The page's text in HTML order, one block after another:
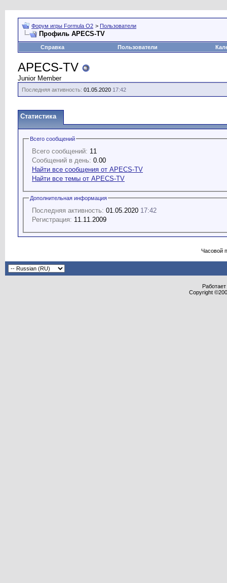
Форум игры Formula O2 > Пользователи
Профиль APECS-TV
Справка Пользователи
APECS-TV
Junior Member
Последняя активность: 01.05.2020 17:42
Статистика
Всего сообщений
Всего сообщений: 11
Сообщений в день: 0.00
Найти все сообщения от APECS-TV
Найти все темы от APECS-TV
Дополнительная информация
Последняя активность: 01.05.2020 17:42
Регистрация: 11.11.2009
Часовой
Copyright